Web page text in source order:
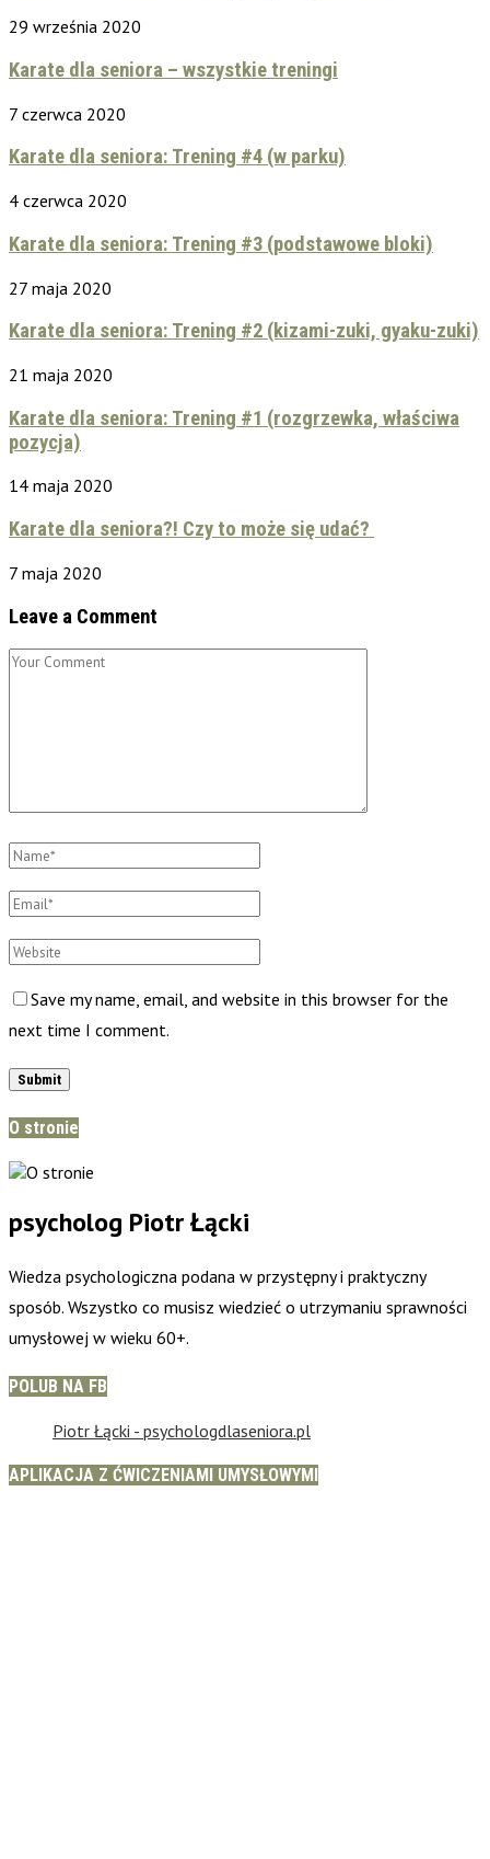
29 września 2020
Karate dla seniora – wszystkie treningi
7 czerwca 2020
Karate dla seniora: Trening #4 (w parku)
4 czerwca 2020
Karate dla seniora: Trening #3 (podstawowe bloki)
27 maja 2020
Karate dla seniora: Trening #2 (kizami-zuki, gyaku-zuki)
21 maja 2020
Karate dla seniora: Trening #1 (rozgrzewka, właściwa
pozycja)
14 maja 2020
Karate dla seniora?! Czy to może się udać?
7 maja 2020
Leave a Comment
Save my name, email, and website in this browser for the
next time I comment.
O stronie
psycholog Piotr Łącki
Wiedza psychologiczna podana w przystępny i praktyczny
sposób. Wszystko co musisz wiedzieć o utrzymaniu sprawności
umysłowej w wieku 60+.
POLUB NA FB
Piotr Łącki - psychologdlaseniora.pl
APLIKACJA Z ĆWICZENIAMI UMYSŁOWYMI